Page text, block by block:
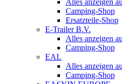
Alles anzeigen
Camping-Shop
Ersatzteile-Shop
E-Trailer B.V.
Alles anzeigen
Camping-Shop
EAL
Alles anzeigen
Camping-Shop